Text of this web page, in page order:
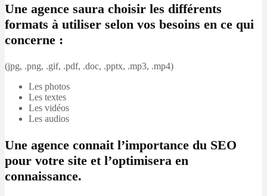
Une agence saura choisir les différents
formats à utiliser selon vos besoins en ce qui
concerne :
(jpg, .png, .gif, .pdf, .doc, .pptx, .mp3, .mp4)
Les photos
Les textes
Les vidéos
Les audios
Une agence connait l’importance du SEO
pour votre site et l’optimisera en
connaissance.